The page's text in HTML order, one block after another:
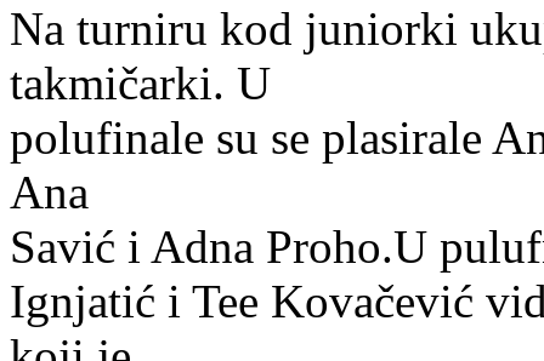
Na turniru kod juniorki
takmičarki. U
polufinale su se plasirale
Ana
Savić i Adna Proho.U
Ignjatić i Tee Kovačević